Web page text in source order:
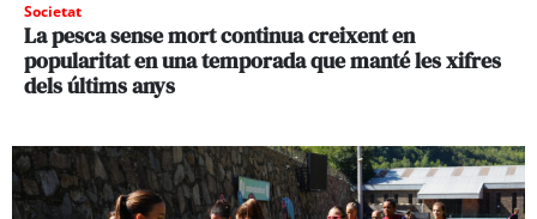
Societat
La pesca sense mort continua creixent en
popularitat en una temporada que manté les xifres
dels últims anys